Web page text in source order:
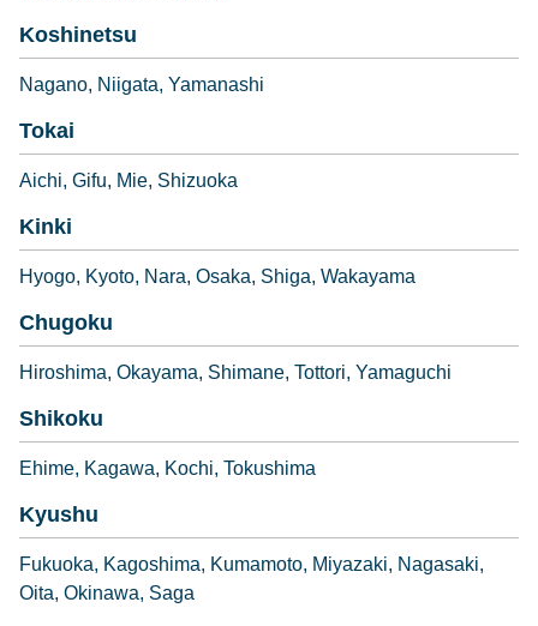
Koshinetsu
Nagano Niigata Yamanashi
Tokai
Aichi Gifu Mie Shizuoka
Kinki
Hyogo Kyoto Nara Osaka Shiga Wakayama
Chugoku
Hiroshima Okayama Shimane Tottori Yamaguchi
Shikoku
Ehime Kagawa Kochi Tokushima
Kyushu
Fukuoka Kagoshima Kumamoto Miyazaki Nagasaki
Oita Okinawa Saga